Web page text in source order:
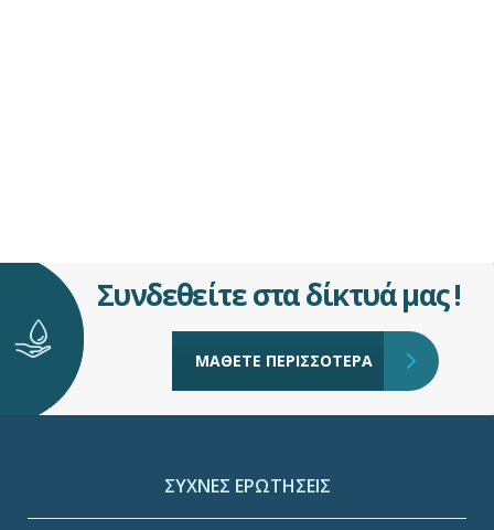
Συνδεθείτε στα δίκτυά μας !
ΜΑΘΕΤΕ ΠΕΡΙΣΣΟΤΕΡΑ
ΣΥΧΝΕΣ ΕΡΩΤΗΣΕΙΣ